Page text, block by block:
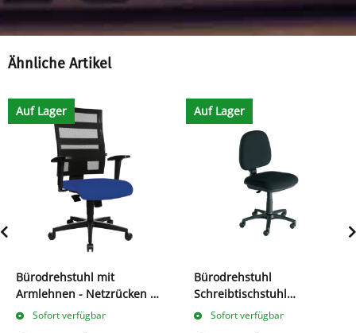
Ähnliche Artikel
Auf Lager
Bürodrehstuhl mit
Armlehnen - Netzrücken -
Kunststofffußkreuz - GS
Sofort verfügbar
Auf Lager
Bürodrehstuhl
Schreibtischstuhl
Drehstuhl Bürostuhl
Sofort verfügbar